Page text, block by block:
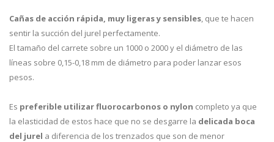
Cañas de acción rápida, muy ligeras y sensibles , que te hacen
sentir la succión del jurel perfectamente.
El tamaño del carrete sobre un 1000 o 2000 y el diámetro de las
líneas sobre 0,15-0,18 mm de diámetro para poder lanzar esos
pesos.
Es preferible utilizar fluorocarbonos o nylon completo ya que
la elasticidad de estos hace que no se desgarre la delicada boca
del jurel a diferencia de los trenzados que son de menor